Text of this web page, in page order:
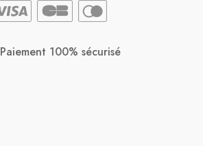
Paiement 100% sécurisé